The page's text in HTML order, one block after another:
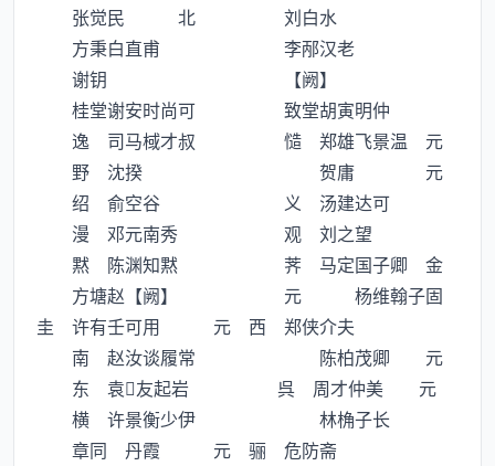
张觉民 北 刘白水
方秉白直甫 李邴汉老
谢钥 【阙】
桂堂谢安时尚可 致堂胡寅明仲
逸 司马棫才叔 慥 郑雄飞景温 元
野 沈揆 贺庸 元
绍 俞空谷 义 汤建达可
漫 邓元南秀 观 刘之望
黙 陈渊知黙 荠 马定国子卿 金
方塘赵【阙】 元 杨维翰子固
圭 许有壬可用 元 西 郑侠介夫
南 赵汝谈履常 陈柏茂卿 元
东 袁友起岩 呉 周才仲美 元
横 许景衡少伊 林桷子长
章同 丹霞 元 骊 危防斋